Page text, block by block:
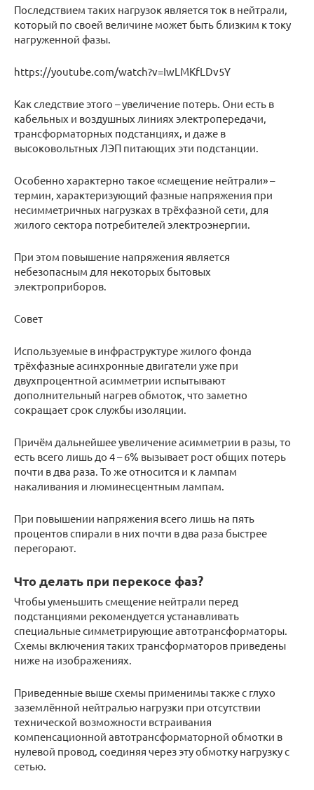
Последствием таких нагрузок является ток в нейтрали,
который по своей величине может быть близким к току
нагруженной фазы.
https://youtube.com/watch?v=IwLMKfLDv5Y
Как следствие этого – увеличение потерь. Они есть в
кабельных и воздушных линиях электропередачи,
трансформаторных подстанциях, и даже в
высоковольтных ЛЭП питающих эти подстанции.
Особенно характерно такое «смещение нейтрали» –
термин, характеризующий фазные напряжения при
несимметричных нагрузках в трёхфазной сети, для
жилого сектора потребителей электроэнергии.
При этом повышение напряжения является
небезопасным для некоторых бытовых
электроприборов.
Совет
Используемые в инфраструктуре жилого фонда
трёхфазные асинхронные двигатели уже при
двухпроцентной асимметрии испытывают
дополнительный нагрев обмоток, что заметно
сокращает срок службы изоляции.
Причём дальнейшее увеличение асимметрии в разы, то
есть всего лишь до 4 – 6% вызывает рост общих потерь
почти в два раза. То же относится и к лампам
накаливания и люминесцентным лампам.
При повышении напряжения всего лишь на пять
процентов спирали в них почти в два раза быстрее
перегорают.
Что делать при перекосе фаз?
Чтобы уменьшить смещение нейтрали перед
подстанциями рекомендуется устанавливать
специальные симметрирующие автотрансформаторы.
Схемы включения таких трансформаторов приведены
ниже на изображениях.
Приведенные выше схемы применимы также с глухо
заземлённой нейтралью нагрузки при отсутствии
технической возможности встраивания
компенсационной автотрансформаторной обмотки в
нулевой провод, соединяя через эту обмотку нагрузку с
сетью.